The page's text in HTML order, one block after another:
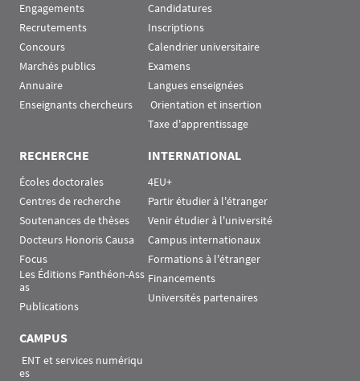
Engagements
Recrutements
Concours
Marchés publics
Annuaire
Enseignants chercheurs
Candidatures
Inscriptions
Calendrier universitaire
Examens
Langues enseignées
Orientation et insertion
Taxe d'apprentissage
RECHERCHE
Écoles doctorales
Centres de recherche
Soutenances de thèses
Docteurs Honoris Causa
Focus
Les Éditions Panthéon-Ass
as
Publications
INTERNATIONAL
4EU+
Partir étudier à l'étranger
Venir étudier à l'université
Campus internationaux
Formations à l'étranger
Financements
Universités partenaires
CAMPUS
es